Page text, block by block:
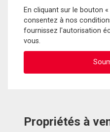
En cliquant sur le bouton
consentez à nos
fournissez l'autorisation
vous.
Propriétés à